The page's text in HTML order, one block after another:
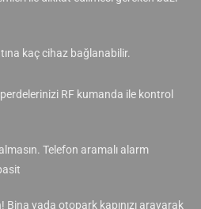
kaç cihaz bağlanabilir.
perdelerinizi RF kumanda ile kontrol
Telefon aramalı alarm
Bina yada otopark kapınızı arayarak